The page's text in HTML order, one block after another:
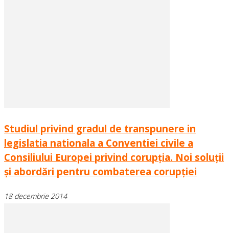
Studiul privind gradul de transpunere in
legislatia nationala a Conventiei civile a
Consiliului Europei privind corupţia. Noi soluţii
şi abordări pentru combaterea corupţiei
18 decembrie 2014